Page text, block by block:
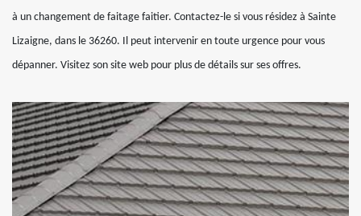
à un changement de faitage faitier. Contactez-le si vous résidez à Sainte
Lizaigne, dans le 36260. Il peut intervenir en toute urgence pour vous
dépanner. Visitez son site web pour plus de détails sur ses offres.